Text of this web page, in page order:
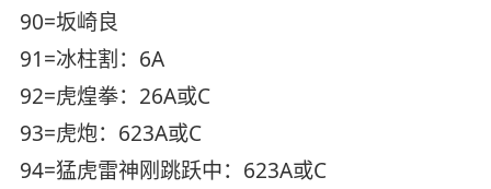
90=坂崎良
91=冰柱割：6A
92=虎煌拳：26A或C
93=虎炮：623A或C
94=猛虎雷神刚跳跃中：623A或C